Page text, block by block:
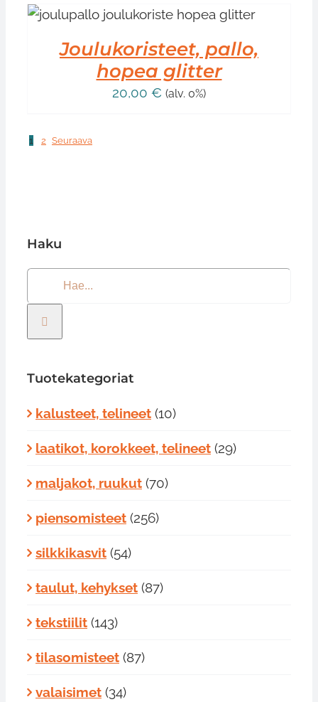
Joulukoristeet, pallo,
hopea glitter
20,00 € (alv. 0%)
1 2 Seuraava
Haku
...
Tuotekategoriat
kalusteet, telineet (10)
laatikot, korokkeet, telineet (29)
maljakot, ruukut (70)
piensomisteet (256)
silkkikasvit (54)
taulut, kehykset (87)
tekstiilit (143)
tilasomisteet (87)
valaisimet (34)